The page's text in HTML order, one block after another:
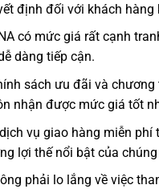
định đối với khách hàng
có mức giá rất cạnh
dàng tiếp cận.
sách ưu đãi và chương
nhận được mức giá tốt
vụ giao hàng miễn phí
lợi thế nổi bật của
phải lo lắng về việc